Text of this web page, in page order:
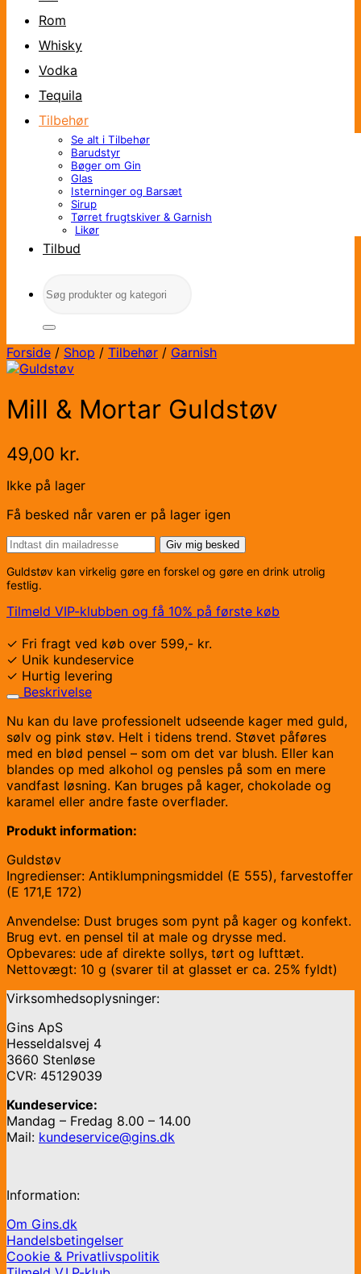
Rom
Whisky
Vodka
Tequila
Tilbehør
Se alt i Tilbehør
Barudstyr
Bøger om Gin
Glas
Isterninger og Barsæt
Sirup
Tørret frugtskiver & Garnish
Likør
Tilbud
efter:
Forside / Shop / Tilbehør / Garnish
Mill & Mortar Guldstøv
49,00 kr.
Ikke på lager
Få besked når varen er på lager igen
Giv mig besked
Guldstøv kan virkelig gøre en forskel og gøre en drink utrolig
festlig.
Tilmeld VIP-klubben og få 10% på første køb
✓ Fri fragt ved køb over 599,- kr.
✓ Unik kundeservice
✓ Hurtig levering
Beskrivelse
Nu kan du lave professionelt udseende kager med guld,
sølv og pink støv. Helt i tidens trend. Støvet påføres
med en blød pensel – som om det var blush. Eller kan
blandes op med alkohol og pensles på som en mere
vandfast løsning. Kan bruges på kager, chokolade og
karamel eller andre faste overflader.
Produkt information:
Guldstøv
Ingredienser: Antiklumpningsmiddel (E 555), farvestoffer
(E 171,E 172)
Anvendelse: Dust bruges som pynt på kager og konfekt.
Brug evt. en pensel til at male og drysse med.
Opbevares: ude af direkte sollys, tørt og lufttæt.
Nettovægt: 10 g (svarer til at glasset er ca. 25% fyldt)
Virksomhedsoplysninger:
Gins ApS
Hesseldalsvej 4
3660 Stenløse
CVR: 45129039
Kundeservice:
Mandag – Fredag 8.00 – 14.00
Mail: kundeservice@gins.dk
Information:
Om Gins.dk
Handelsbetingelser
Cookie & Privatlivspolitik